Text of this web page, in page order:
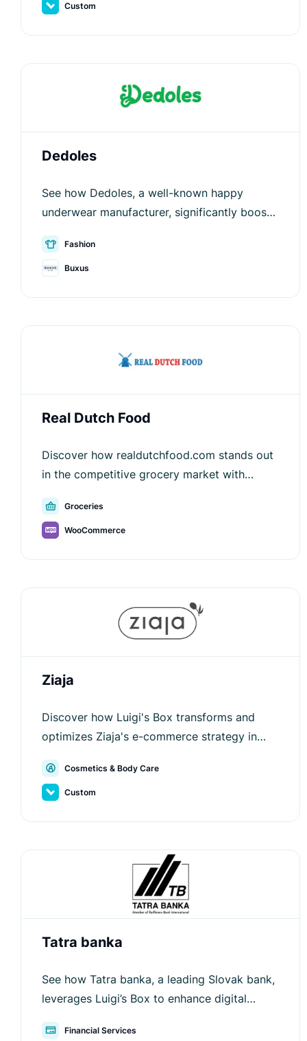
Custom
Dedoles
See how Dedoles, a well-known happy
underwear manufacturer, significantly boosts
Fashion
Buxus
Real Dutch Food
Discover how realdutchfood.com stands out
in the competitive grocery market with
customer satisfaction.
Groceries
WooCommerce
Ziaja
Discover how Luigi's Box transforms and
optimizes Ziaja's e-commerce strategy in
Cosmetics & Body Care
Custom
Tatra banka
See how Tatra banka, a leading Slovak bank,
leverages Luigi’s Box to enhance digital
customer interactions.
Financial Services